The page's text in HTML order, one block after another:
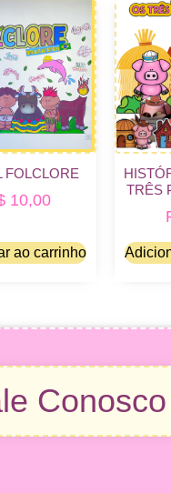
FOLCLORE
10,00
ao carrinho
TRÊS
Conosco